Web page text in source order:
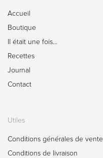
Accueil
Boutique
Il était une fois…
Recettes
Journal
Contact
Utiles
Conditions générales de vente
Conditions de livraison